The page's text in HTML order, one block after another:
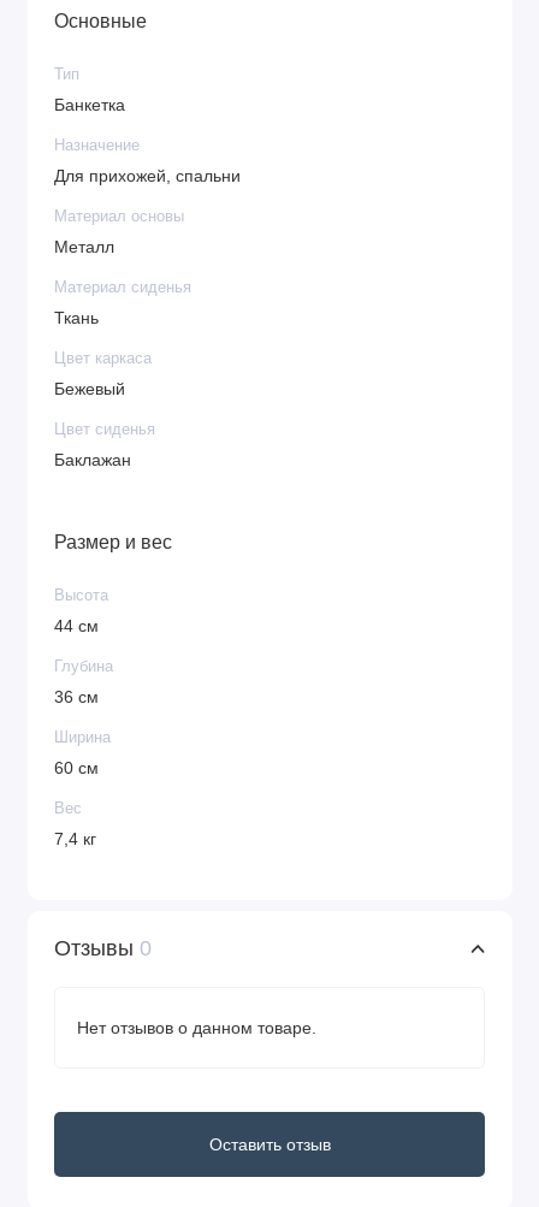
Основные
Тип
Банкетка
Назначение
Для прихожей, спальни
Материал основы
Металл
Материал сиденья
Ткань
Цвет каркаса
Бежевый
Цвет сиденья
Баклажан
Размер и вес
Высота
44 см
Глубина
36 см
Ширина
60 см
Вес
7,4 кг
Отзывы 0
Нет отзывов о данном товаре.
Оставить отзыв